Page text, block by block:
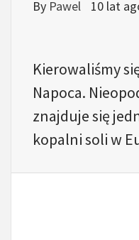
By Pawel 10 lat
Kierowaliśmy
Napoca.
znajduje się
kopalni soli w